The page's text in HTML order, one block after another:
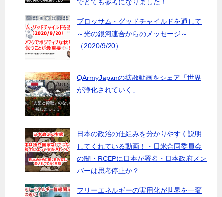
でとても参考になりました！
ブロッサム・グッドチャイルドを通して
～光の銀河連合からのメッセージ～
（2020/9/20）
QArmyJapanの拡散動画をシェア「世界
が浄化されていく」
日本の政治の仕組みを分かりやすく説明
してくれている動画！・日米合同委員会
の闇・RCEPに日本が署名・日本政府メン
バーは思考停止か？
フリーエネルギーの実用化が世界を一変